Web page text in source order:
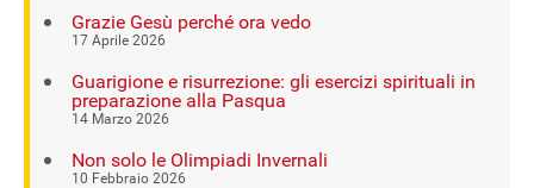
Grazie Gesù perché ora vedo
17 Aprile 2026
Guarigione e risurrezione: gli esercizi spirituali in
preparazione alla Pasqua
14 Marzo 2026
Non solo le Olimpiadi Invernali
10 Febbraio 2026